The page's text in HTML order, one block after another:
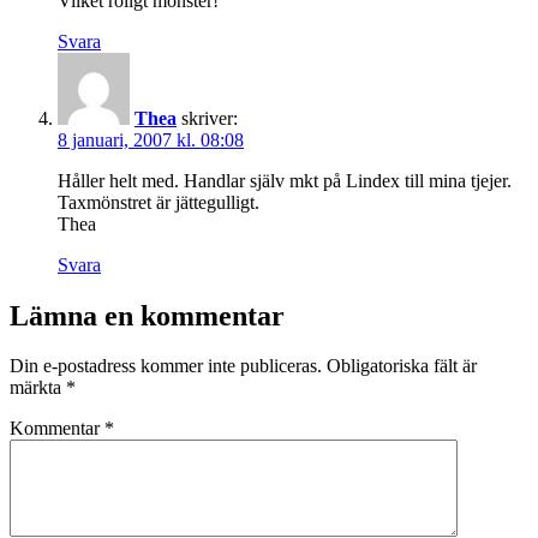
Svara
Thea skriver:
8 januari, 2007 kl. 08:08
Håller helt med. Handlar själv mkt på Lindex till mina tjejer.
Taxmönstret är jättegulligt.
Thea
Svara
Lämna en kommentar
Din e-postadress kommer inte publiceras. Obligatoriska fält är
märkta *
Kommentar *